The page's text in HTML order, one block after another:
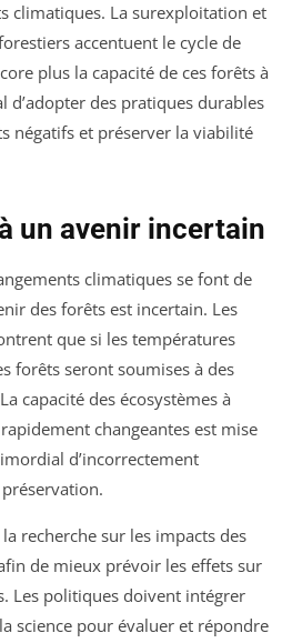
climatiques. La surexploitation et
accentuent le cycle de
plus la capacité de ces forêts à
d’adopter des pratiques durables
négatifs et préserver la viabilité
un avenir incertain
climatiques se font de
des forêts est incertain. Les
que si les températures
forêts seront soumises à des
capacité des écosystèmes à
changeantes est mise
d’incorrectement
recherche sur les impacts des
de mieux prévoir les effets sur
Les politiques doivent intégrer
science pour évaluer et répondre